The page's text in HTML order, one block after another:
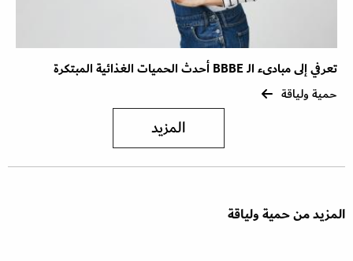
تعرفي إلى مبادىء الـ BBBE أحدث الحميات الغذائية المبتكرة
حمية ولياقة
المزيد
المزيد من حمية ولياقة